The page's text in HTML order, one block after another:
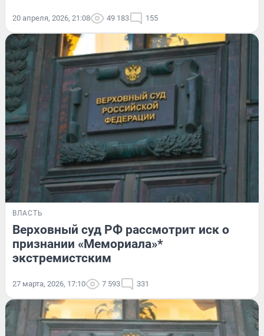
20 апреля, 2026, 21:08 49 183 155
ВЛАСТЬ
Верховный суд РФ рассмотрит иск о
признании «Мемориала»*
экстремистским
27 марта, 2026, 17:10 7 593 331